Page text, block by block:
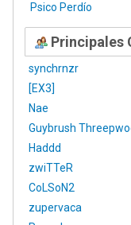
Psico Perdío
Principales
synchrnzr
[EX3]
Nae
Guybrush
Haddd
zwiTTeR
CoLSoN2
zupervaca